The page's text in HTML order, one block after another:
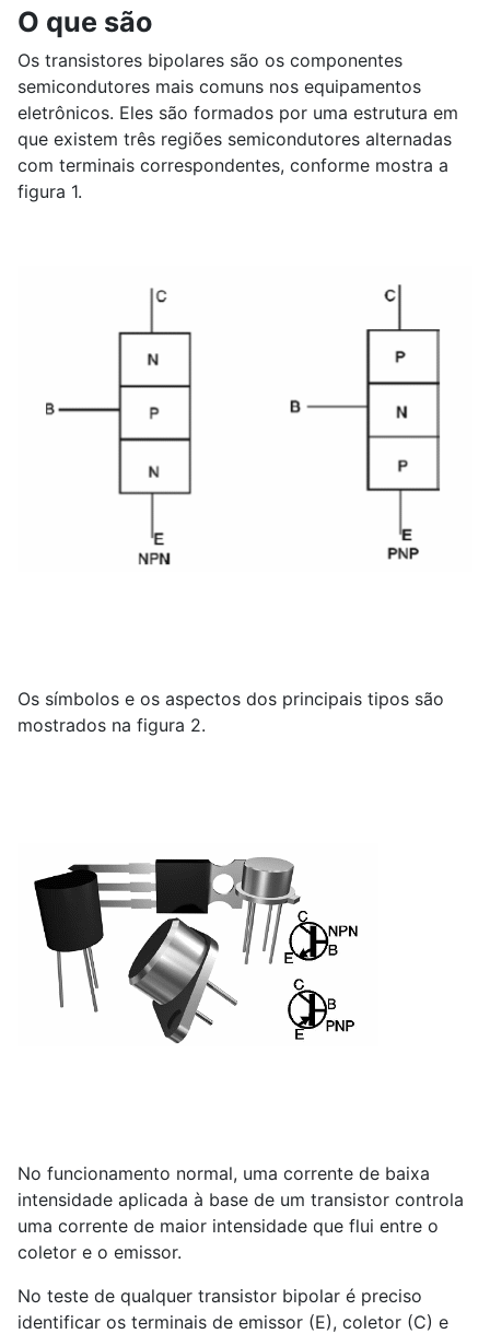
O que são
Os transistores bipolares são os componentes
semicondutores mais comuns nos equipamentos
eletrônicos. Eles são formados por uma estrutura em
que existem três regiões semicondutores alternadas
com terminais correspondentes, conforme mostra a
figura 1.
Os símbolos e os aspectos dos principais tipos são
mostrados na figura 2.
No funcionamento normal, uma corrente de baixa
intensidade aplicada à base de um transistor controla
uma corrente de maior intensidade que flui entre o
coletor e o emissor.
No teste de qualquer transistor bipolar é preciso
identificar os terminais de emissor (E), coletor (C) e